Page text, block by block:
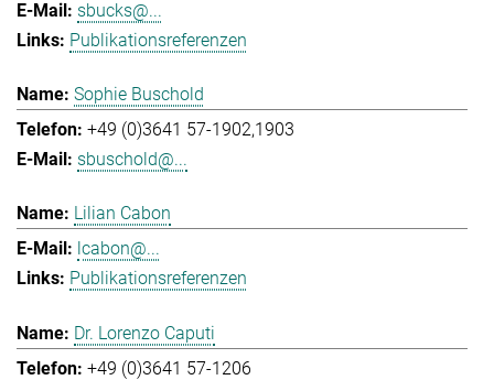
sbucks@...
Publikationsreferenzen
Sophie Buschold
+49 (0)3641 57-1902,1903
sbuschold@...
Lilian Cabon
lcabon@...
Publikationsreferenzen
Dr. Lorenzo Caputi
+49 (0)3641 57-1206